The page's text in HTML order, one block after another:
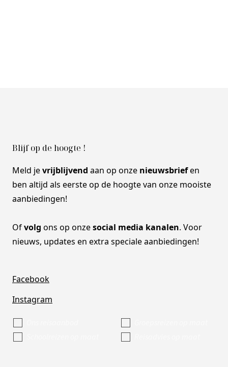
Blijf op de hoogte !
Meld jevrijblijvend aan op onze nieuwsbriefen
ben altijd als eerste op de hoogte van onze mooiste
aanbiedingen!
Ofvolg ons op onzesocial media kanalen. Voor
nieuws, updates en extra speciale aanbiedingen!
Facebook
Instagram